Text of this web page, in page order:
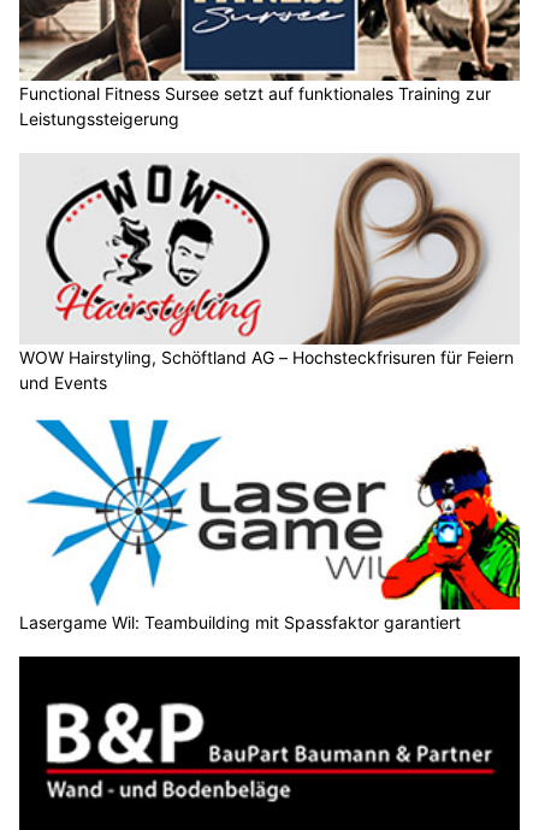
Functional Fitness Sursee setzt auf funktionales Training zur
Leistungssteigerung
WOW Hairstyling, Schöftland AG – Hochsteckfrisuren für Feiern
und Events
Lasergame Wil: Teambuilding mit Spassfaktor garantiert